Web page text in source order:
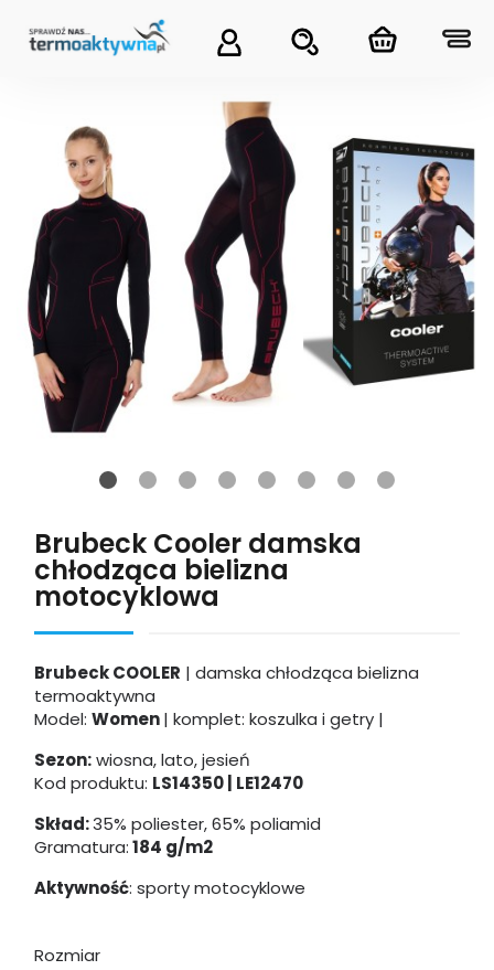
Brubeck Cooler damska
chłodząca bielizna
motocyklowa
Brubeck COOLER | damska chłodząca bielizna
termoaktywna
Model: Women| komplet: koszulka i getry |
Sezon:wiosna, lato, jesień
Kod produktu: LS14350 | LE12470
Skład:35% poliester, 65% poliamid
Gramatura:184 g/m2
Aktywność: sporty motocyklowe
Rozmiar